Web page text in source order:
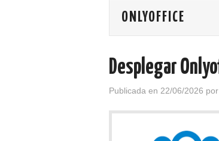
ONLYOFFICE
Desplegar
Publicada en 22/06/2026 por